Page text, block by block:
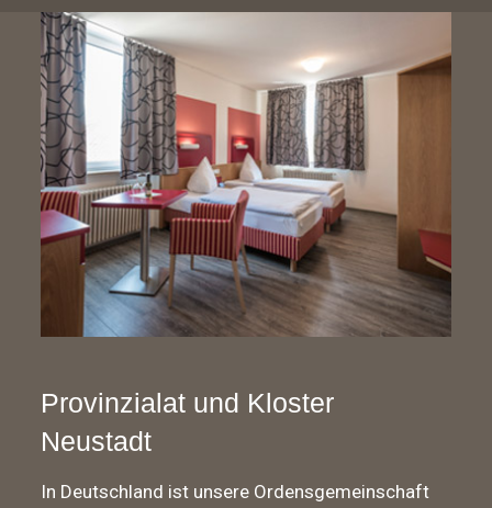
Provinzialat und Kloster
Neustadt
In Deutschland ist unsere Ordensgemeinschaft